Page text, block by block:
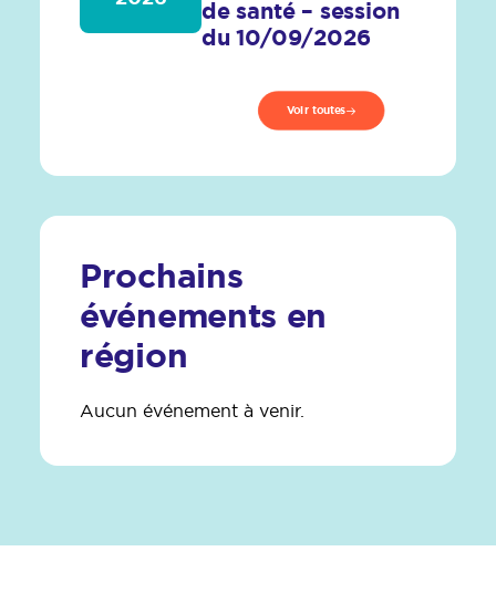
de santé – session
du 10/09/2026
Voir toutes
Prochains
événements en
région
Aucun événement à venir.